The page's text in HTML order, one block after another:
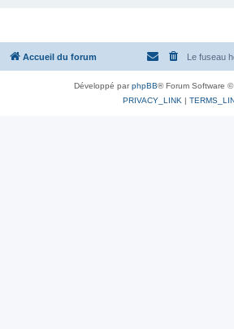
Accueil du forum Le fuseau
Développé parphpBB® Forum Software
PRIVACY_LINK |